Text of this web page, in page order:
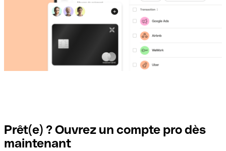
Prêt(e) ? Ouvrez un compte pro dès
maintenant